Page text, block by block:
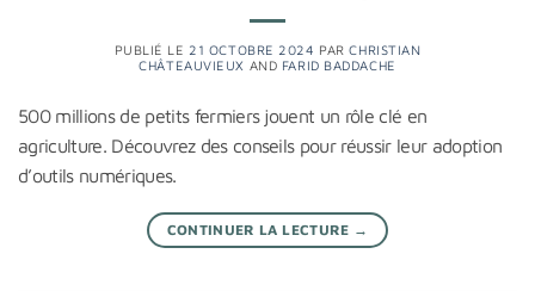
PUBLIÉ LE 21 OCTOBRE 2024 PARCHRISTIAN
CHÂTEAUVIEUX AND FARID BADDACHE
500 millions de petits fermiers jouent un rôle clé en
agriculture. Découvrez des conseils pour réussir leur adoption
d’outils numériques.
CONTINUER LA LECTURE →